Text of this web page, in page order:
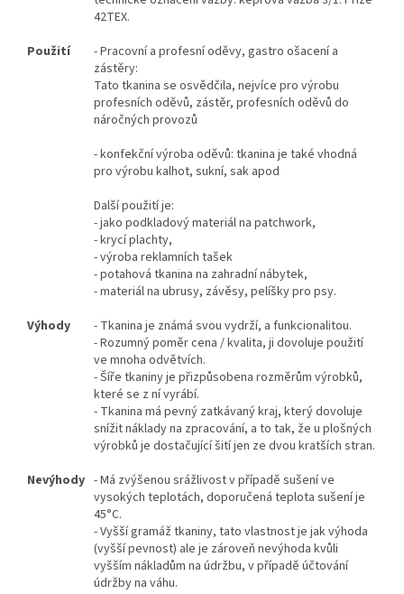
42TEX.
Použití
- Pracovní a profesní oděvy, gastro ošacení a
zástěry:
Tato tkanina se osvědčila, nejvíce pro výrobu
profesních oděvů, zástěr, profesních oděvů do
náročných provozů
- konfekční výroba oděvů: tkanina je také vhodná
pro výrobu kalhot, sukní, sak apod
Další použití je:
- jako podkladový materiál na patchwork,
- krycí plachty,
- výroba reklamních tašek
- potahová tkanina na zahradní nábytek,
- materiál na ubrusy, závěsy, pelíšky pro psy.
Výhody
- Tkanina je známá svou vydrží, a funkcionalitou.
- Rozumný poměr cena / kvalita, ji dovoluje použití
ve mnoha odvětvích.
- Šíře tkaniny je přizpůsobena rozměrům výrobků,
které se z ní vyrábí.
- Tkanina má pevný zatkávaný kraj, který dovoluje
snížit náklady na zpracování, a to tak, že u plošných
výrobků je dostačující šití jen ze dvou kratších stran.
Nevýhody - Má zvýšenou srážlivost v případě sušení ve
vysokých teplotách, doporučená teplota sušení je
45°C.
- Vyšší gramáž tkaniny, tato vlastnost je jak výhoda
(vyšší pevnost) ale je zároveň nevýhoda kvůli
vyšším nákladům na údržbu, v případě účtování
údržby na váhu.